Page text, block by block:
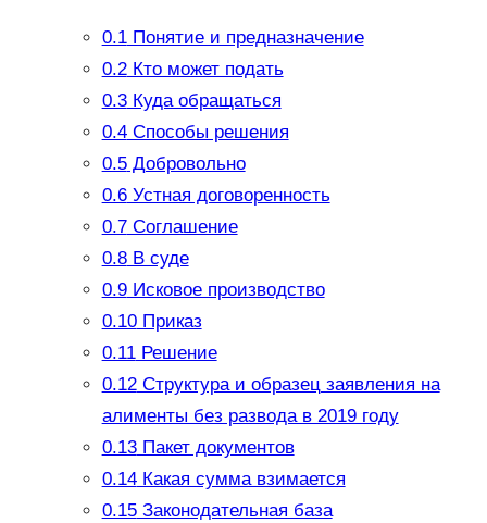
0.1Понятие и предназначение
0.2Кто может подать
0.3Куда обращаться
0.4Способы решения
0.5Добровольно
0.6Устная договоренность
0.7Соглашение
0.8В суде
0.9Исковое производство
0.10Приказ
0.11Решение
0.12Структура и образец заявления на
алименты без развода в 2019 году
0.13Пакет документов
0.14Какая сумма взимается
0.15Законодательная база